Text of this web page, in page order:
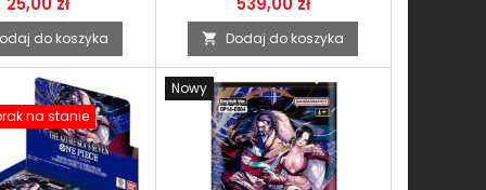
tym samym tytule.
do koszyka
anime o tym samym tytule.
 Dodaj do koszyka
na stanie
Nowy